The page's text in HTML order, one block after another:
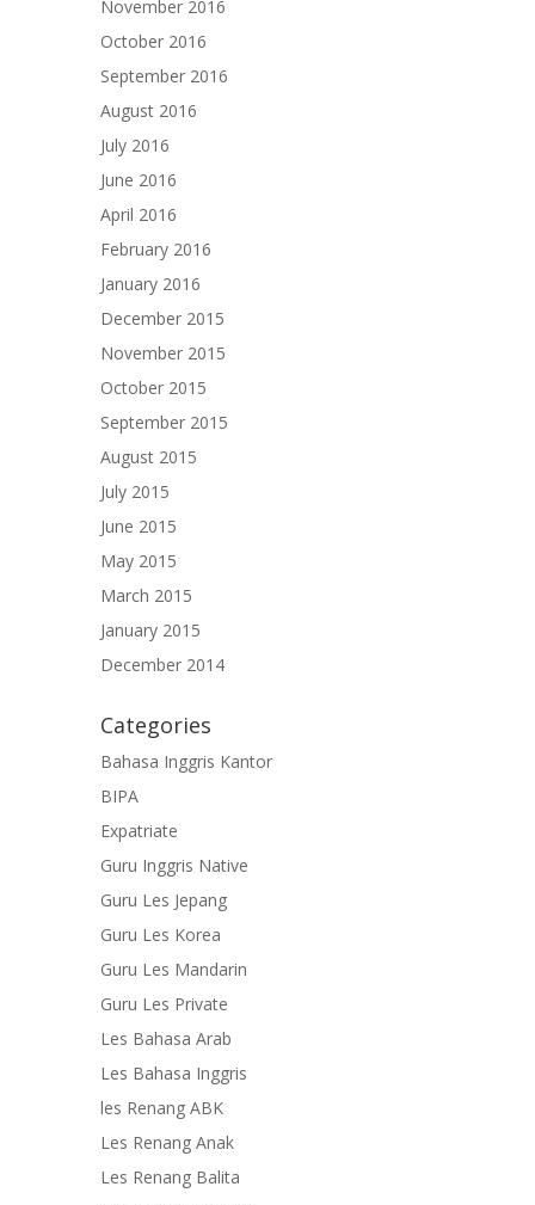
November 2016
October 2016
September 2016
August 2016
July 2016
June 2016
April 2016
February 2016
January 2016
December 2015
November 2015
October 2015
September 2015
August 2015
July 2015
June 2015
May 2015
March 2015
January 2015
December 2014
Categories
Bahasa Inggris Kantor
BIPA
Expatriate
Guru Inggris Native
Guru Les Jepang
Guru Les Korea
Guru Les Mandarin
Guru Les Private
Les Bahasa Arab
Les Bahasa Inggris
les Renang ABK
Les Renang Anak
Les Renang Balita